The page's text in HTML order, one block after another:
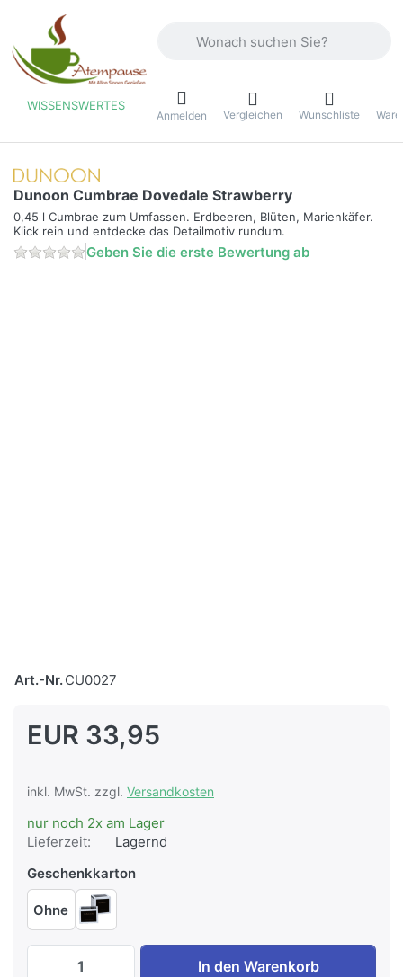
WISSENSWERTES
Anmelden Vergleichen Wunschliste
Dunoon Cumbrae Dovedale Strawberry
0,45 l Cumbrae zum Umfassen. Erdbeeren, Blüten, Marienkäfer.
Klick rein und entdecke das Detailmotiv rundum.
Geben Sie die erste Bewertung ab
Art.-Nr.CU0027
EUR 33,95
inkl. MwSt. zzgl. Versandkosten
nur noch 2x am Lager
Lieferzeit:
Lagernd
Geschenkkarton
Ohne
Dunoon Cumbrae Dovedale Strawberry
In den Warenkorb